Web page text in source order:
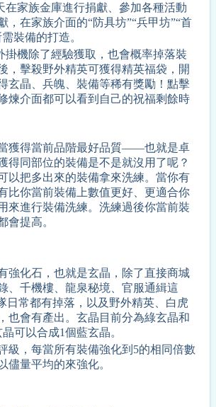
在家族金庫進行捐獻、參加各種活動
，在家族介面的“防具坊”“兵甲坊”“首
裝備的打造。
掛機除了經驗獲取，也會概率掉落裝
，擊殺野外精英可獲得精英福袋，開
玄晶、兵魄、裝備等稀有獎勵！點擊
煉介面都可以看到自己的祝福剩餘時
獲得當前品階最好品質——也就是卓
得同部位的裝備是不是就沒用了呢？
以把多出來的裝備拿來洗練。當你有
比你當前裝備上數值更好、更適合你
來進行裝備洗練。洗練過後你當前裝
會提高。
強化石，也就是玄晶，除了直接商城
、千機樓、龍泉秘境、官服通緝這
日常都有掉落，以及野外精英、白虎
也會有產出。玄晶目前分為綠玄晶和
可以合成1個藍玄晶。
級，每當所有裝備強化到5的相同倍數
儘量平均的來強化。